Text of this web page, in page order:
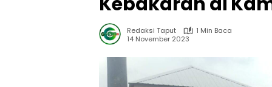
Redaksi Taput
1 Min Baca
14 November 2023